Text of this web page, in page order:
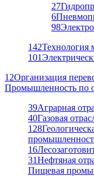
27
6
98
142Технология
101
12Организация
Промышленность по
39Аграрная
40Газовая
128
16
31Нефтяная
Пищевая